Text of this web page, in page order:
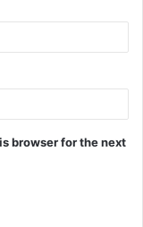
browser for the next